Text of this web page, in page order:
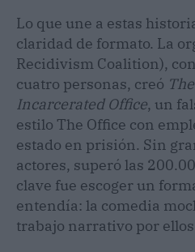
Lo que une a estas
claridad de formato. La
Recidivism Coalition),
cuatro personas, creó
Incarcerated Office, un
estilo The Office con
estado en prisión. Sin
actores, superó las
clave fue escoger un
entendía: la comedia
trabajo narrativo por